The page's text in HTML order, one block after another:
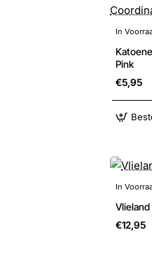
In
Pink
€5,95
In
€12,95